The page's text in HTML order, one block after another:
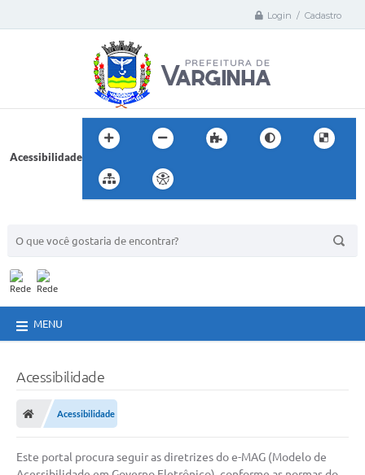
Login / Cadastro
Acessibilidade
MENU
Acessibilidade
Acessibilidade
Este portal procura seguir as diretrizes do e-MAG (Modelo de